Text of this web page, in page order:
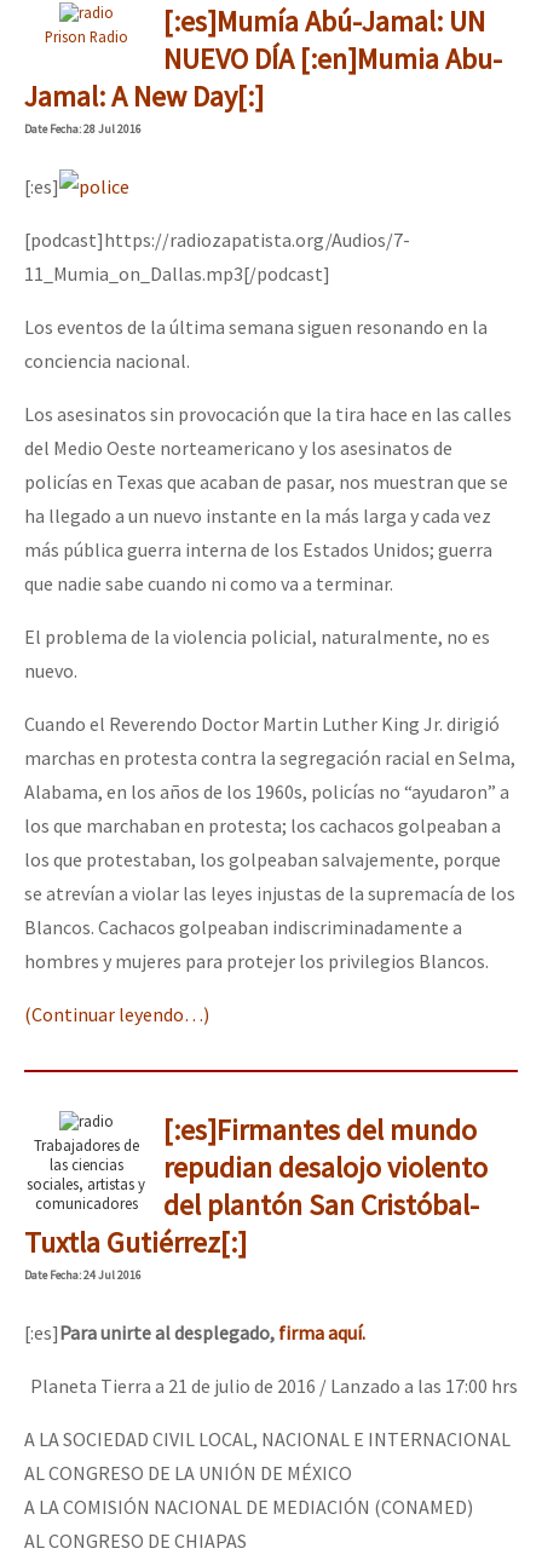
Prison Radio
[:es]Mumía Abú-Jamal: UN
NUEVO DÍA [:en]Mumia Abu-
Jamal: A New Day[:]
DateFecha: 28 Jul 2016
[:es]
[podcast]https://radiozapatista.org/Audios/7-
11_Mumia_on_Dallas.mp3[/podcast]
Los eventos de la última semana siguen resonando en la
conciencia nacional.
Los asesinatos sin provocación que la tira hace en las calles
del Medio Oeste norteamericano y los asesinatos de
policías en Texas que acaban de pasar, nos muestran que se
ha llegado a un nuevo instante en la más larga y cada vez
más pública guerra interna de los Estados Unidos; guerra
que nadie sabe cuando ni como va a terminar.
El problema de la violencia policial, naturalmente, no es
nuevo.
Cuando el Reverendo Doctor Martin Luther King Jr. dirigió
marchas en protesta contra la segregación racial en Selma,
Alabama, en los años de los 1960s, policías no “ayudaron” a
los que marchaban en protesta; los cachacos golpeaban a
los que protestaban, los golpeaban salvajemente, porque
se atrevían a violar las leyes injustas de la supremacía de los
Blancos. Cachacos golpeaban indiscriminadamente a
hombres y mujeres para protejer los privilegios Blancos.
(Continuar leyendo…)
Trabajadores de
las ciencias
sociales, artistas y
comunicadores
[:es]Firmantes del mundo
repudian desalojo violento
del plantón San Cristóbal-
Tuxtla Gutiérrez[:]
DateFecha: 24 Jul 2016
[:es]Para unirte al desplegado, firma aquí.
Planeta Tierra a 21 de julio de 2016 / Lanzado a las 17:00 hrs
A LA SOCIEDAD CIVIL LOCAL, NACIONAL E INTERNACIONAL
AL CONGRESO DE LA UNIÓN DE MÉXICO
A LA COMISIÓN NACIONAL DE MEDIACIÓN (CONAMED)
AL CONGRESO DE CHIAPAS